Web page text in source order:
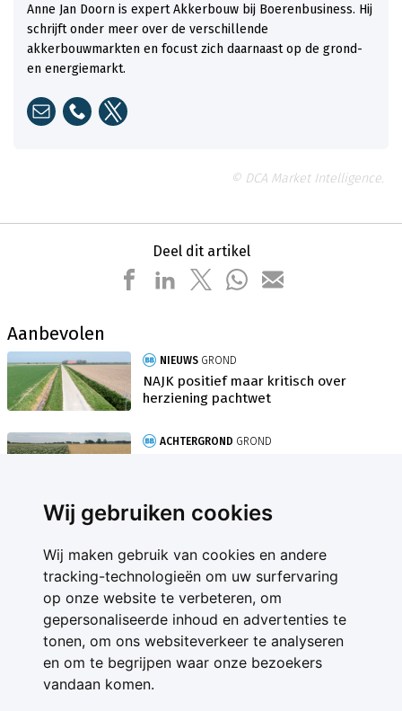
Wij gebruiken cookies
Wij maken gebruik van cookies en andere
tracking-technologieën om uw surfervaring
op onze website te verbeteren, om
gepersonaliseerde inhoud en advertenties te
tonen, om ons websiteverkeer te analyseren
en om te begrijpen waar onze bezoekers
vandaan komen.
Anne Jan Doorn is expert Akkerbouw bij Boerenbusiness. Hij
schrijft onder meer over de verschillende
akkerbouwmarkten en focust zich daarnaast op de grond-
en energiemarkt.
© DCA Market Intelligence.
Deel dit artikel
Aanbevolen
NIEUWS GROND
NAJK positief maar kritisch over
herziening pachtwet
ACHTERGROND GROND
Contact
Feedback
Nieuwsbrief
Adverteren